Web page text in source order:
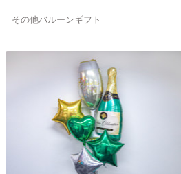
その他バルーンギフト